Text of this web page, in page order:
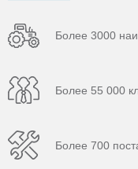
Более 3000
Более 55 000
Более 700